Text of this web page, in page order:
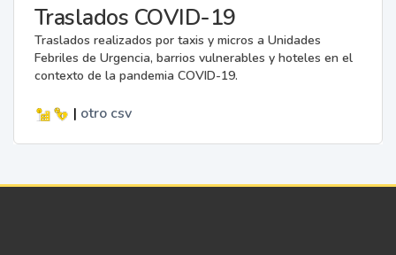
Traslados COVID-19
Traslados realizados por taxis y micros a Unidades
Febriles de Urgencia, barrios vulnerables y hoteles en el
contexto de la pandemia COVID-19.
| otro csv